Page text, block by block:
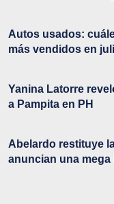
Autos usados:
más vendidos en
Yanina Latorre
a Pampita en PH
Abelardo restituye
anuncian una